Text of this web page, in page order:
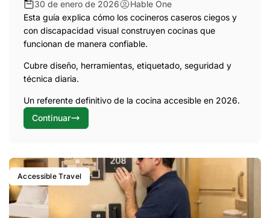
30 de enero de 2026
Hable One
Esta guía explica cómo los cocineros caseros ciegos y
con discapacidad visual construyen cocinas que
funcionan de manera confiable.
Cubre diseño, herramientas, etiquetado, seguridad y
técnica diaria.
Un referente definitivo de la cocina accesible en 2026.
Continuar
Accessible Travel